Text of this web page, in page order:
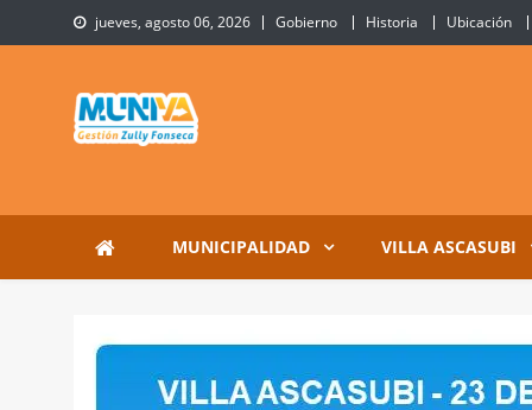
to
jueves, agosto 06, 2026 Gobierno Historia Ubicación
Municipalidad de Villa
MUNICIPALIDAD VILLA ASCASUBI